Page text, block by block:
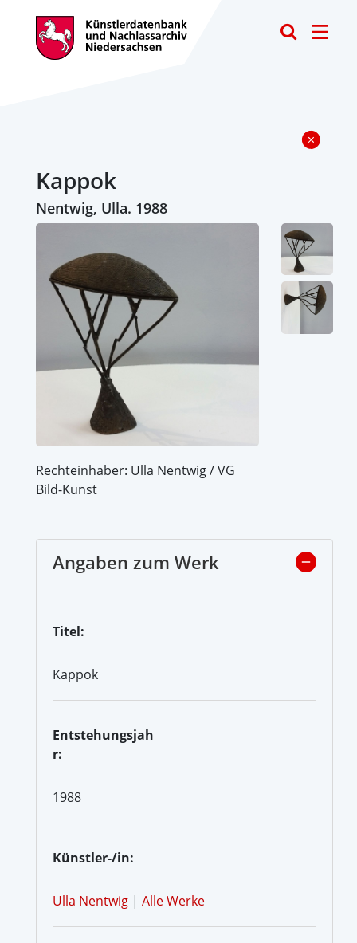
Kappok
Nentwig, Ulla. 1988
Rechteinhaber: Ulla Nentwig / VG
Bild-Kunst
Angaben zum Werk
Titel:
Kappok
Entstehungsjah
r:
1988
Künstler-/in:
Ulla Nentwig | Alle Werke